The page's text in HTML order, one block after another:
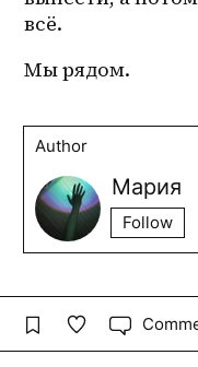
всё.
Мы рядом.
Author
Мария
Follow